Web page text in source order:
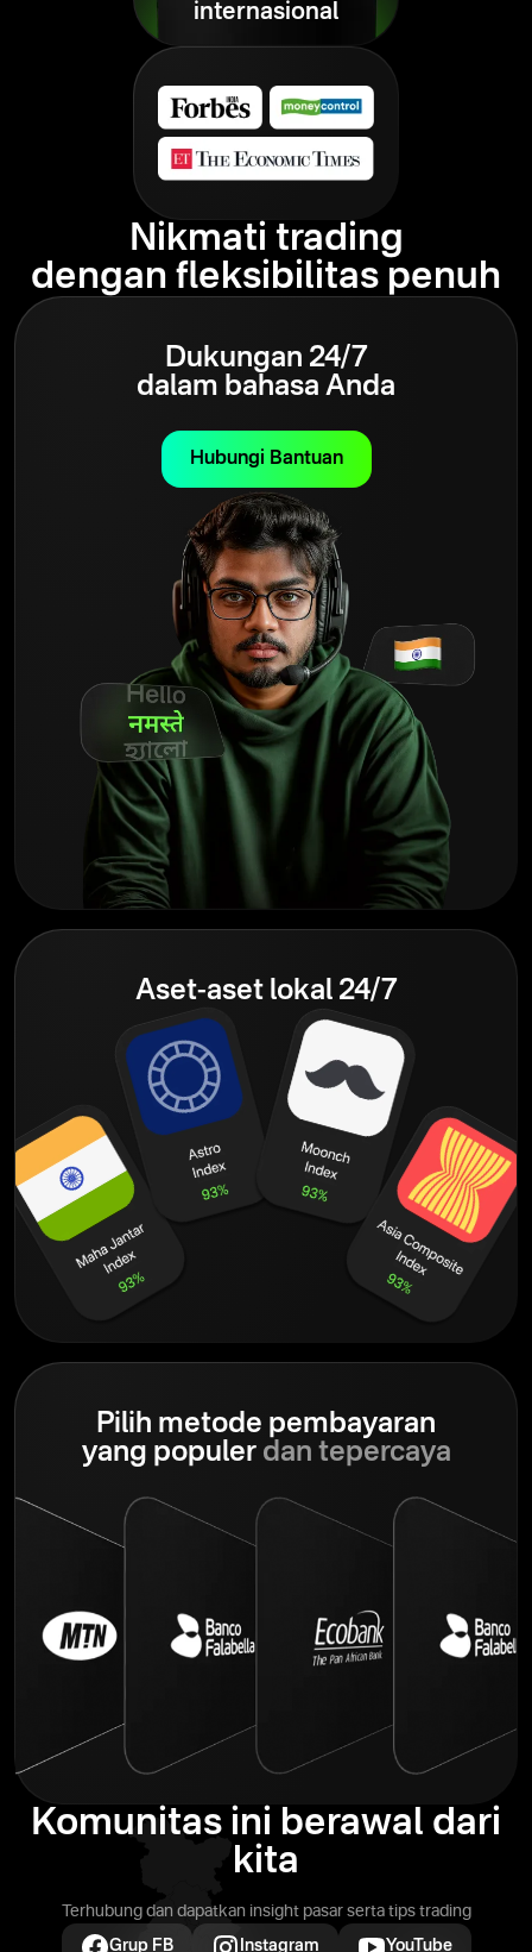
internasional
Nikmati trading
dengan fleksibilitas penuh
Dukungan 24/7
dalam bahasa Anda
Hubungi Bantuan
Aset-aset lokal 24/7
Pilih metode pembayaran
yang populerdan tepercaya
Komunitas ini berawal dari
kita
Terhubung dan dapatkan insight pasar serta tips trading
Grup FB Instagram YouTube